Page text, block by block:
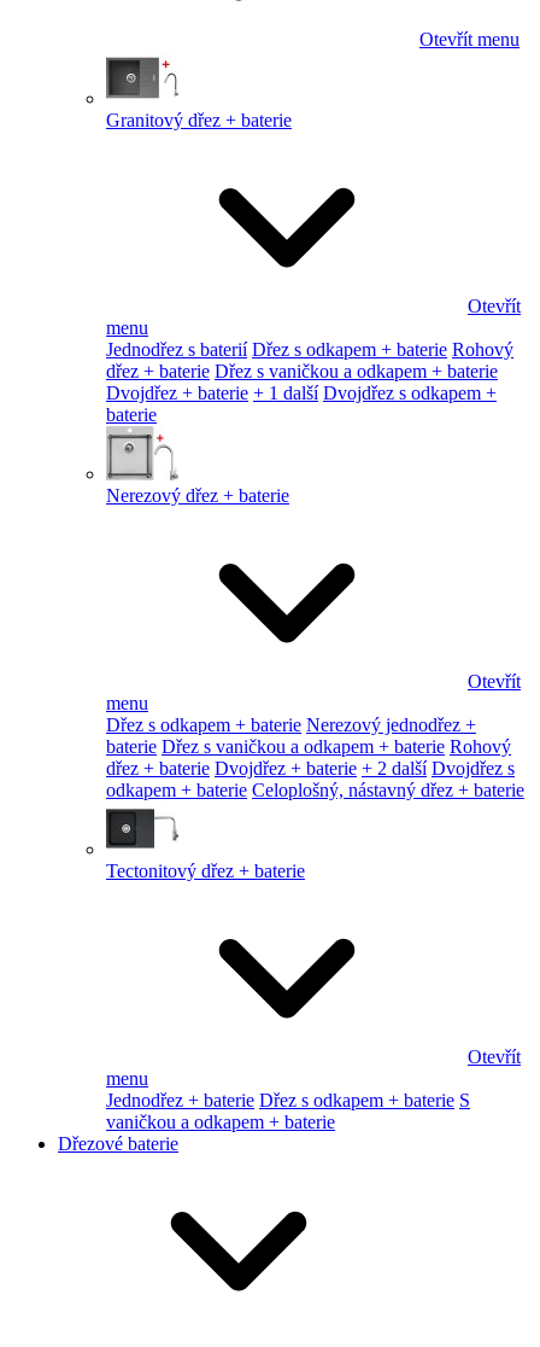
Otevřít menu
Granitový dřez + baterie
Otevřít
menu
Jednodřez s baterií Dřez s odkapem + baterie Rohový
dřez + baterie Dřez s vaničkou a odkapem + baterie
Dvojdřez + baterie + 1 další Dvojdřez s odkapem +
baterie
Nerezový dřez + baterie
Otevřít
menu
Dřez s odkapem + baterie Nerezový jednodřez +
baterie Dřez s vaničkou a odkapem + baterie Rohový
dřez + baterie Dvojdřez + baterie + 2 další Dvojdřez s
odkapem + baterie Celoplošný, nástavný dřez + baterie
Tectonitový dřez + baterie
Otevřít
menu
Jednodřez + baterie Dřez s odkapem + baterie S
vaničkou a odkapem + baterie
Dřezové baterie